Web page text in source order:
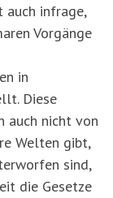
auch infrage,
Vorgänge
in
Diese
auch nicht von
Welten gibt,
sind,
die Gesetze